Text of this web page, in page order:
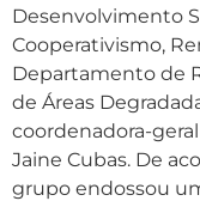
Desenvolvimento
Cooperativismo,
Departamento de
de Áreas
coordenadora-
Jaine Cubas. De
grupo endossou